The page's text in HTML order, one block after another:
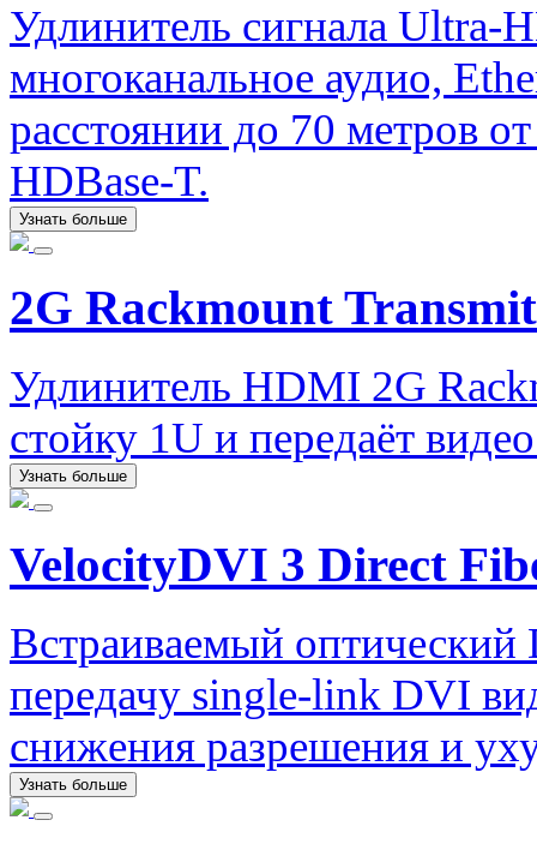
Удлинитель сигнала
многоканальное аудио,
расстоянии до 70 метров
HDBase-T.
Узнать больше
2G Rackmount
Удлинитель HDMI 2G
стойку 1U и передаёт
Узнать больше
VelocityDVI 3 Direct
Встраиваемый оптический
передачу single-link DVI
снижения разрешения и
Узнать больше